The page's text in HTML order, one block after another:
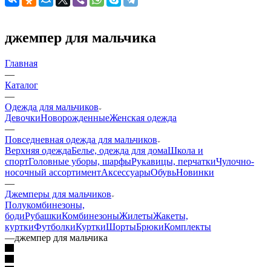
джемпер для мальчика
Главная
—
Каталог
—
Одежда для мальчиков
ДевочкиНоворожденныеЖенская одежда
—
Повседневная одежда для мальчиков
Верхняя одеждаБелье, одежда для домаШкола и
спортГоловные уборы, шарфыРукавицы, перчаткиЧулочно-
носочный ассортиментАксессуарыОбувьНовинки
—
Джемперы для мальчиков
Полукомбинезоны,
бодиРубашкиКомбинезоныЖилетыЖакеты,
курткиФутболкиКурткиШортыБрюкиКомплекты
—джемпер для мальчика